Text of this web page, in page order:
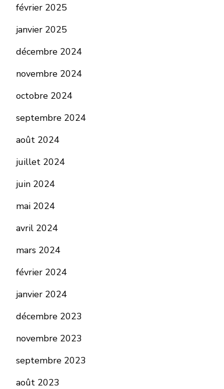
février 2025
janvier 2025
décembre 2024
novembre 2024
octobre 2024
septembre 2024
août 2024
juillet 2024
juin 2024
mai 2024
avril 2024
mars 2024
février 2024
janvier 2024
décembre 2023
novembre 2023
septembre 2023
août 2023